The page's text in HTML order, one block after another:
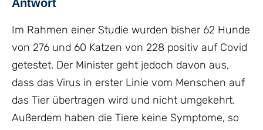
Antwort
Im Rahmen einer Studie wurden bisher 62 Hunde
von 276 und 60 Katzen von 228 positiv auf Covid
getestet. Der Minister geht jedoch davon aus,
dass das Virus in erster Linie vom Menschen auf
das Tier übertragen wird und nicht umgekehrt.
Außerdem haben die Tiere keine Symptome, so